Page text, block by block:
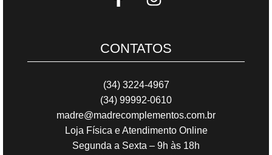
CONTATOS
(34) 3224-4967
(34) 99992-0610
madre@madrecomplementos.com.br
Loja Física e Atendimento Online
Segunda a Sexta – 9h às 18h